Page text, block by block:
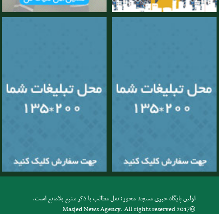
اولین پایگاه خبری مسجد محور؛ نقل مطالب با ذکر منبع بلامانع است.
Masjed News Agency. All rights reserved 2017©